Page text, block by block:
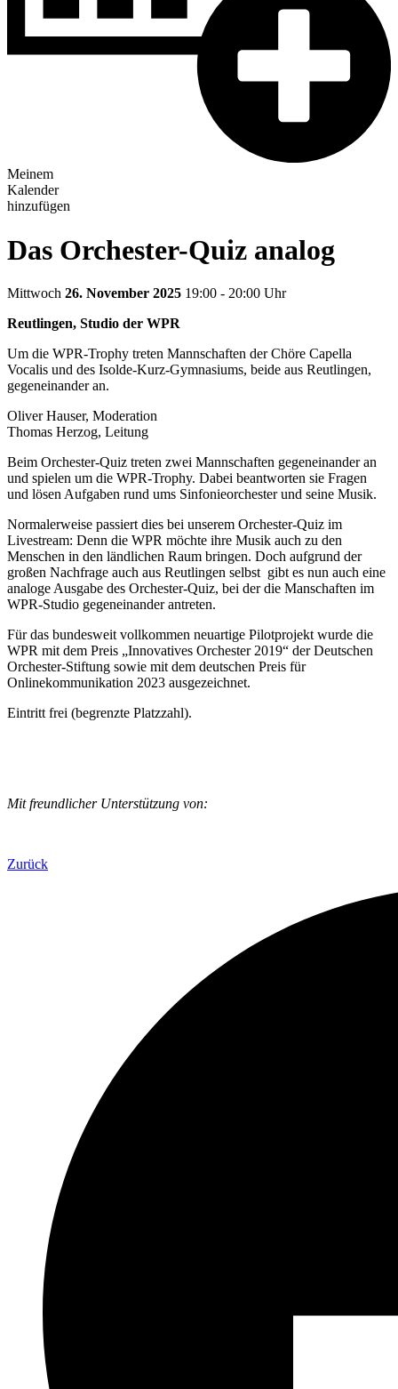
Meinem
Kalender
hinzufügen
Das Orchester-Quiz analog
Mittwoch 26. November 2025 19:00 - 20:00 Uhr
Reutlingen, Studio der WPR
Um die WPR-Trophy treten Mannschaften der Chöre Capella
Vocalis und des Isolde-Kurz-Gymnasiums, beide aus Reutlingen,
gegeneinander an.
Oliver Hauser, Moderation
Thomas Herzog, Leitung
Beim Orchester-Quiz treten zwei Mannschaften gegeneinander an
und spielen um die WPR-Trophy. Dabei beantworten sie Fragen
und lösen Aufgaben rund ums Sinfonieorchester und seine Musik.
Normalerweise passiert dies bei unserem Orchester-Quiz im
Livestream: Denn die WPR möchte ihre Musik auch zu den
Menschen in den ländlichen Raum bringen. Doch aufgrund der
großen Nachfrage auch aus Reutlingen selbst gibt es nun auch eine
analoge Ausgabe des Orchester-Quiz, bei der die Manschaften im
WPR-Studio gegeneinander antreten.
Für das bundesweit vollkommen neuartige Pilotprojekt wurde die
WPR mit dem Preis „Innovatives Orchester 2019“ der Deutschen
Orchester-Stiftung sowie mit dem deutschen Preis für
Onlinekommunikation 2023 ausgezeichnet.
Eintritt frei (begrenzte Platzzahl).
Mit freundlicher Unterstützung von:
Zurück